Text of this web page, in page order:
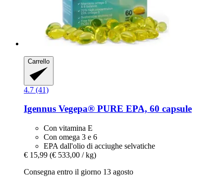
Carrello
4.7 (41)
Igennus Vegepa® PURE EPA, 60 capsule
Con vitamina E
Con omega 3 e 6
EPA dall'olio di acciughe selvatiche
€ 15,99 (€ 533,00 / kg)
Consegna entro il giorno 13 agosto